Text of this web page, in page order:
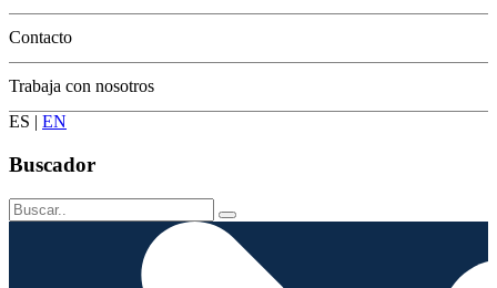
Contacto
Trabaja con nosotros
ES | EN
Buscador